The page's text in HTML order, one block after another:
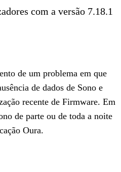
com a versão 7.18.1
de um problema em que
de dados de Sono e
recente de Firmware. Em
de parte ou de toda a noite
Oura.